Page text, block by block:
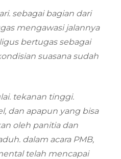
sebagai bagian dari
mengawasi jalannya
bertugas sebagai
suasana sudah
tekanan tinggi.
dan apapun yang bisa
oleh panitia dan
dalam acara PMB,
telah mencapai